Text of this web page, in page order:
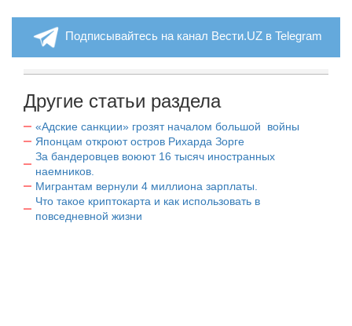
Подписывайтесь на канал Вести.UZ в Telegram
Другие статьи раздела
«Адские санкции» грозят началом большой войны
Японцам откроют остров Рихарда Зорге
За бандеровцев воюют 16 тысяч иностранных
наемников.
Мигрантам вернули 4 миллиона зарплаты.
Что такое криптокарта и как использовать в
повседневной жизни